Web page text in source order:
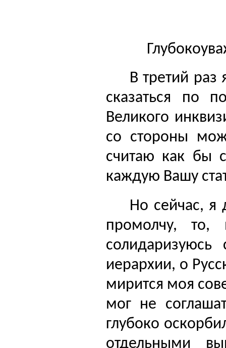
В третий раз
сказаться по
Великого
со стороны
считаю как бы
каждую Вашу
Но сейчас, я
промолчу,
иерархии, о
мирится моя
мог не
глубоко
отдельными